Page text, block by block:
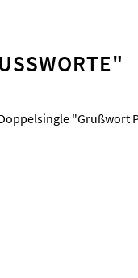
"Grußwort